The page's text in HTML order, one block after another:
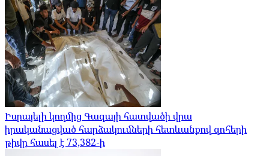
Իսրայելի կողմից Գազայի հատվածի վրա
իրականացված հարձակումների հետևանքով զոհերի
թիվը հասել է 73,382-ի